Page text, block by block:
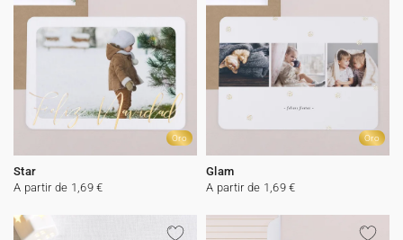
Oro
Star
A partir de 1,69 €
Oro
Glam
A partir de 1,69 €